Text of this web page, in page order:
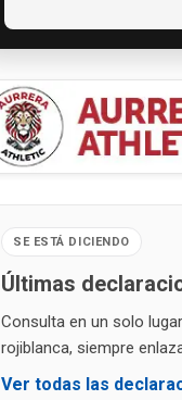
SE ESTÁ DICIENDO
Últimas
Consulta en un solo
rojiblanca, siempre
Ver todas las